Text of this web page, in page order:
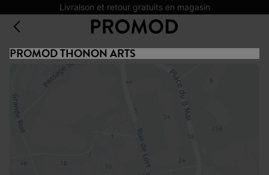
Livraison et retour gratuits en magasin
PROMOD THONON ARTS